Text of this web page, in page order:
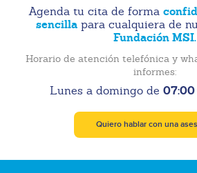
Agenda tu cita de forma
sencilla para cualquiera de
Fundación MSI.
Horario de atención telefónica y
informes:
Lunes a domingo de 07:00
Quiero hablar con una